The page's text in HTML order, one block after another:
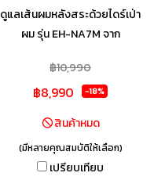
ดูแลเส้นผมหลังสระด้วยไดร์เป่า
ผม รุ่น EH-NA7M จาก
น้อยลงด้วยเทคโนโลยี Nanoe
ช่วยดูแลเส้นผมอย่างล้ำลึก
ความชุ่มชื้นที่เหมาะสม เพื่อลด
ความแห้งของเส้นผม และจัดทรง
ง่ายเป็นพิเศษ อีกทั้งยังมีขนาด
฿10,990
฿8,990 -18%
สินค้าหมด
(มีหลายคุณสมบัติให้เลือก)
เปรียบเทียบ